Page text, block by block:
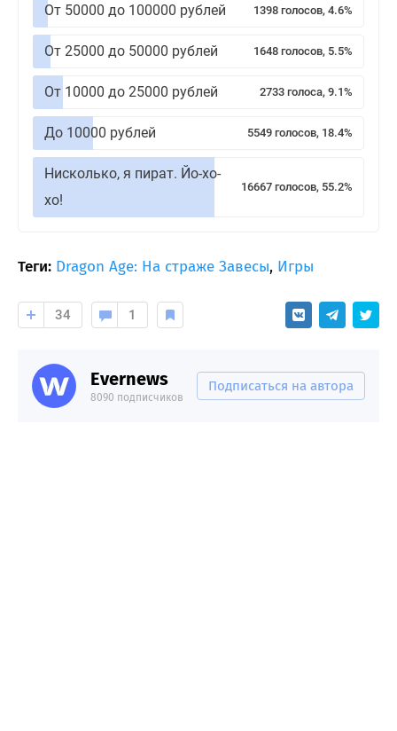
От 50000 до 100000 рублей 1398 голосов, 4.6%
От 25000 до 50000 рублей 1648 голосов, 5.5%
От 10000 до 25000 рублей 2733 голоса, 9.1%
До 10000 рублей 5549 голосов, 18.4%
Нисколько, я пират. Йо-хо-
хо!
16667 голосов, 55.2%
Теги: Dragon Age: На страже Завесы, Игры
34 1
Evernews
8090 подписчиков
Подписаться на автора